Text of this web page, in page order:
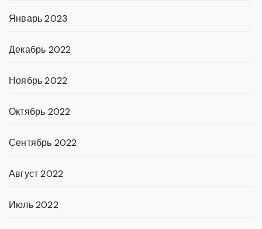
Январь 2023
Декабрь 2022
Ноябрь 2022
Октябрь 2022
Сентябрь 2022
Август 2022
Июль 2022